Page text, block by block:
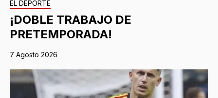
EL DEPORTE
¡DOBLE TRABAJO DE
PRETEMPORADA!
7 Agosto 2026